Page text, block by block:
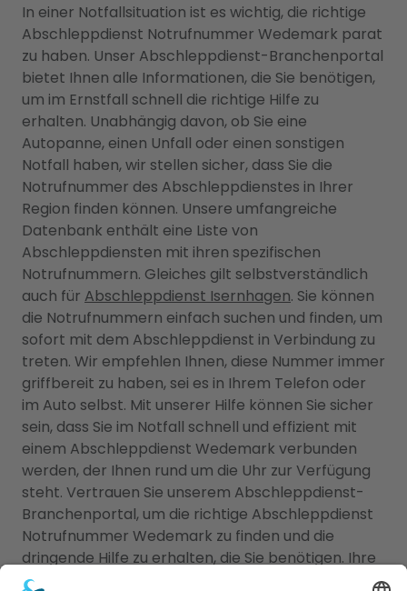
In einer Notfallsituation ist es wichtig, die richtige
Abschleppdienst Notrufnummer Wedemark parat
zu haben. Unser Abschleppdienst-Branchenportal
bietet Ihnen alle Informationen, die Sie benötigen,
um im Ernstfall schnell die richtige Hilfe zu
erhalten. Unabhängig davon, ob Sie eine
Autopanne, einen Unfall oder einen sonstigen
Notfall haben, wir stellen sicher, dass Sie die
Notrufnummer des Abschleppdienstes in Ihrer
Region finden können. Unsere umfangreiche
Datenbank enthält eine Liste von
Abschleppdiensten mit ihren spezifischen
Notrufnummern. Gleiches gilt selbstverständlich
auch für Abschleppdienst Isernhagen. Sie können
die Notrufnummern einfach suchen und finden, um
sofort mit dem Abschleppdienst in Verbindung zu
treten. Wir empfehlen Ihnen, diese Nummer immer
griffbereit zu haben, sei es in Ihrem Telefon oder
im Auto selbst. Mit unserer Hilfe können Sie sicher
sein, dass Sie im Notfall schnell und effizient mit
einem Abschleppdienst Wedemark verbunden
werden, der Ihnen rund um die Uhr zur Verfügung
steht. Vertrauen Sie unserem Abschleppdienst-
Branchenportal, um die richtige Abschleppdienst
Notrufnummer Wedemark zu finden und die
dringende Hilfe zu erhalten, die Sie benötigen. Ihre
Sicherheit ist unsere oberste Priorität!